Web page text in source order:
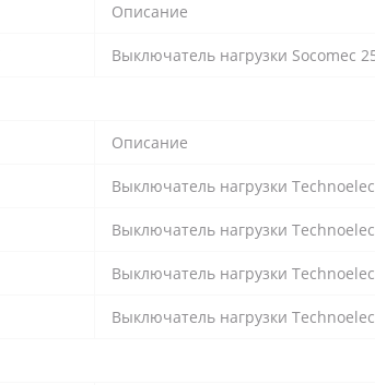
Описание
Выключатель нагрузки Socomec
Описание
Выключатель нагрузки
Выключатель нагрузки
Выключатель нагрузки
Выключатель нагрузки